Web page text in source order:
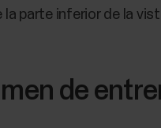
la parte inferior de la
de